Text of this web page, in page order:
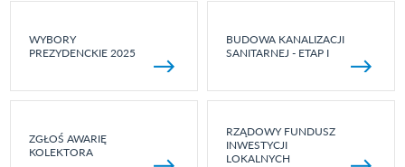
WYBORY
PREZYDENCKIE 2025
BUDOWA KANALIZACJI
SANITARNEJ - ETAP I
ZGŁOŚ AWARIĘ
KOLEKTORA
RZĄDOWY FUNDUSZ
INWESTYCJI
LOKALNYCH